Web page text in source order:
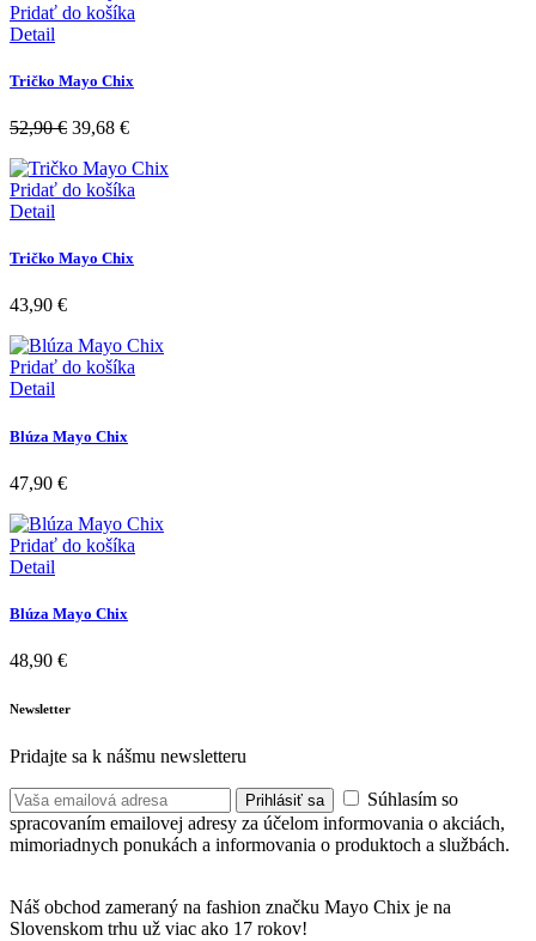
Pridať do košíka
Detail
Tričko Mayo Chix
52,90€ 39,68 €
Pridať do košíka
Detail
Tričko Mayo Chix
43,90 €
Pridať do košíka
Detail
Blúza Mayo Chix
47,90 €
Pridať do košíka
Detail
Blúza Mayo Chix
48,90 €
Newsletter
Pridajte sa k nášmu newsletteru
Prihlásiť sa
Súhlasím so
spracovaním emailovej adresy za účelom informovania o akciách,
mimoriadnych ponukách a informovania o produktoch a službách.
Náš obchod zameraný na fashion značku Mayo Chix je na
Slovenskom trhu už viac ako 17 rokov!